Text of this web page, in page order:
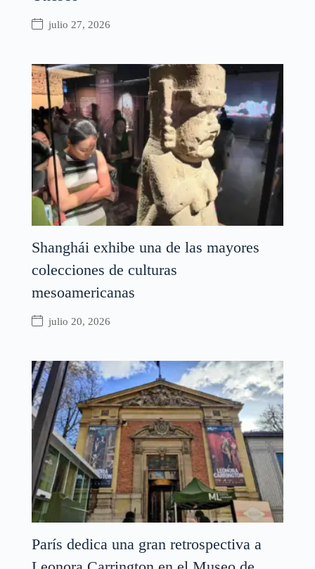
julio 27, 2026
Shanghái exhibe una de las mayores
colecciones de culturas
mesoamericanas
julio 20, 2026
París dedica una gran retrospectiva a